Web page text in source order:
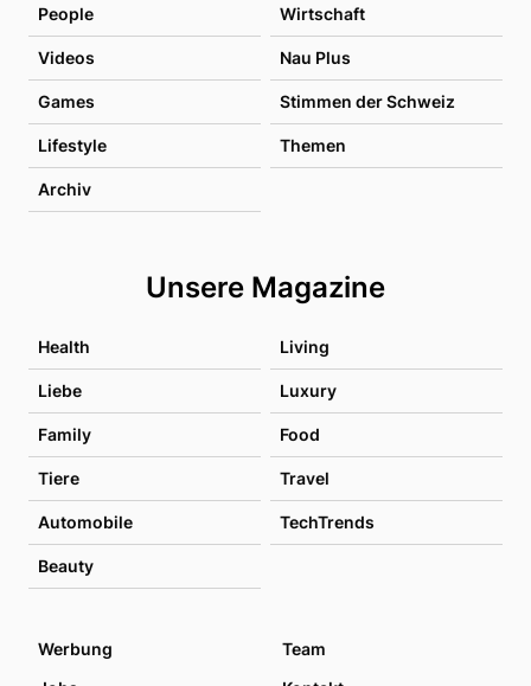
People Wirtschaft
Videos Nau Plus
Games Stimmen der Schweiz
Lifestyle Themen
Archiv
Unsere Magazine
Health Living
Liebe Luxury
Family Food
Tiere Travel
Automobile TechTrends
Beauty
Werbung
Team